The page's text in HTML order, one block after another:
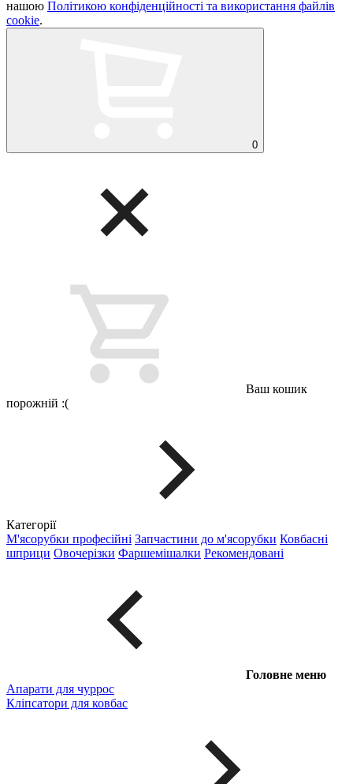
нашою Політикою конфіденційності та використання файлів
cookie.
0
Ваш кошик
порожній :(
Категорії
М'ясорубки професійні Запчастини до м'ясорубки Ковбасні
шприци Овочерізки Фаршемішалки Рекомендовані
Головне меню
Апарати для чуррос
Кліпсатори для ковбас